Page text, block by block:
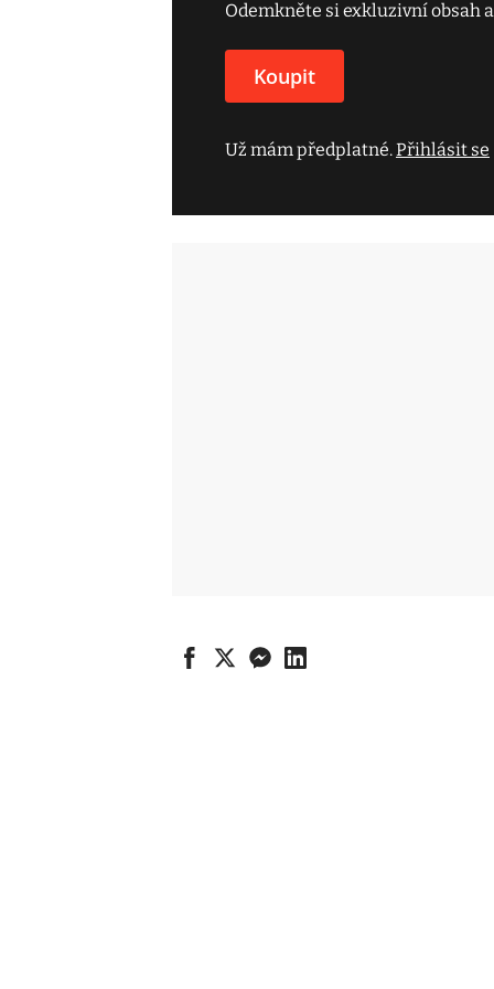
Odemkněte si exkluzivní obsah
Koupit
Už mám předplatné.Přihlásit se